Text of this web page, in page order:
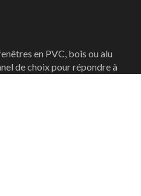
en PVC, bois ou alu
de choix pour répondre à